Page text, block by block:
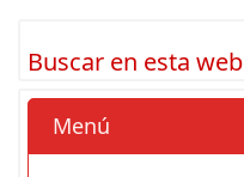
Buscar en esta web
Menú